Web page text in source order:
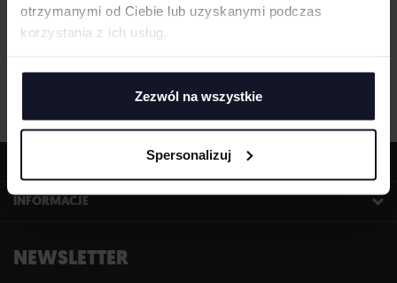
otrzymanymi od Ciebie lub uzyskanymi podczas
korzystania z ich usług.
Zezwól na wszystkie
Spersonalizuj
INFORMACJE
NEWSLETTER